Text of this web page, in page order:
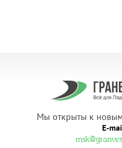
Мы открыты к
E-